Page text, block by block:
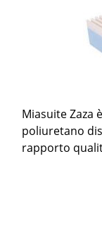
Miasuite Zaza
poliuretano
rapporto